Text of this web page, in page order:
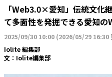
「Web3.0×愛知」伝統文化
て多面性を発掘できる愛知の
2025/09/30 10:00 (2026/05/29 16:30
Iolite 編集部
文： Iolite編集部